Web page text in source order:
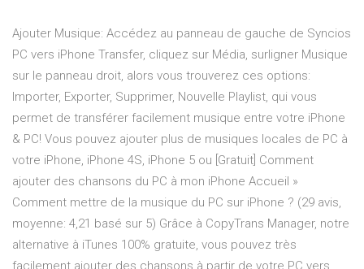
Ajouter Musique: Accédez au panneau de gauche de Syncios
PC vers iPhone Transfer, cliquez sur Média, surligner Musique
sur le panneau droit, alors vous trouverez ces options:
Importer, Exporter, Supprimer, Nouvelle Playlist, qui vous
permet de transférer facilement musique entre votre iPhone
& PC! Vous pouvez ajouter plus de musiques locales de PC à
votre iPhone, iPhone 4S, iPhone 5 ou [Gratuit] Comment
ajouter des chansons du PC à mon iPhone Accueil »
Comment mettre de la musique du PC sur iPhone ? (29 avis,
moyenne: 4,21 basé sur 5) Grâce à CopyTrans Manager, notre
alternative à iTunes 100% gratuite, vous pouvez très